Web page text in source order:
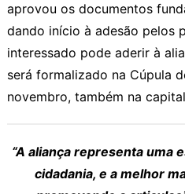
aprovou os documentos
dando início à adesão pelos
interessado pode aderir à
será formalizado na Cúpula
novembro, também na
“A aliança representa uma
cidadania, e a melhor